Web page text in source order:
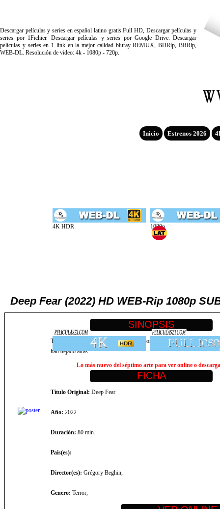
Descargar películas y series en español latino gratis Full HD, Descargar películas y
series por 1Fichier. Descargar películas y series por Google Drive. Descargar
películas y series en 1 link en la mejor calidad bluray REMUX, BDRip, BRRip,
WEB-DL. Resolución de video: 4k - 1080p - 720p.
Inicio Estrenos 2026
Deep Fear (2022) HD WEB-Rip 1080p
Tres estudiantes celebran su graduación con una visita a las
han dejado atrás…
Lo más nuevo del séptimo arte para ver online o
Título Original: Deep Fear
Año: 2022
Duración: 80 min.
Pais(es):
Director(es): Grégory Beghin,
Genero: Terror,